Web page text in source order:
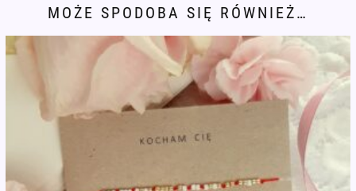
MOŻE SPODOBA SIĘ RÓWNIEŻ…